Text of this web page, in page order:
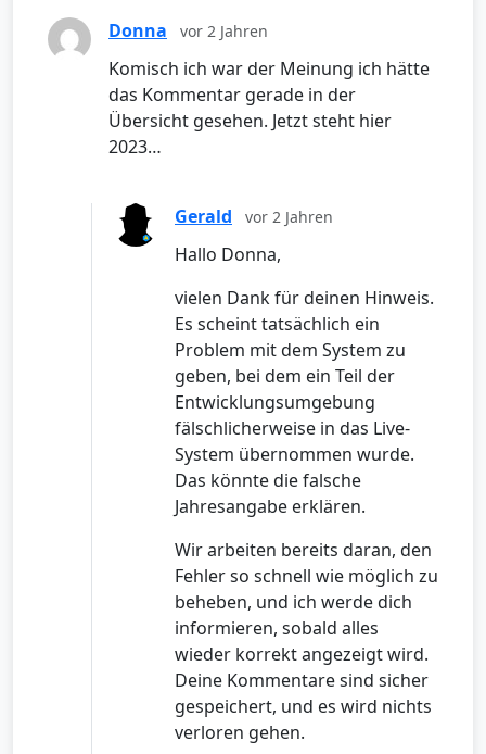
Donna vor 2 Jahren
Komisch ich war der Meinung ich hätte
das Kommentar gerade in der
Übersicht gesehen. Jetzt steht hier
2023…
Gerald vor 2 Jahren
Hallo Donna,
vielen Dank für deinen Hinweis.
Es scheint tatsächlich ein
Problem mit dem System zu
geben, bei dem ein Teil der
Entwicklungsumgebung
fälschlicherweise in das Live-
System übernommen wurde.
Das könnte die falsche
Jahresangabe erklären.
Wir arbeiten bereits daran, den
Fehler so schnell wie möglich zu
beheben, und ich werde dich
informieren, sobald alles
wieder korrekt angezeigt wird.
Deine Kommentare sind sicher
gespeichert, und es wird nichts
verloren gehen.